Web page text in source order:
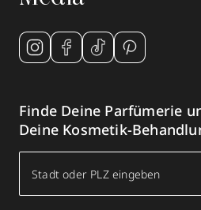
Finde Deine Parfümerie
Deine Kosmetik-